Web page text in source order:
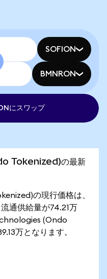
SOFION
BMNRON
にスワップ
Tokenized)の最新
の現行価格は、
通供給量が74.21万
(Ondo
万となります。